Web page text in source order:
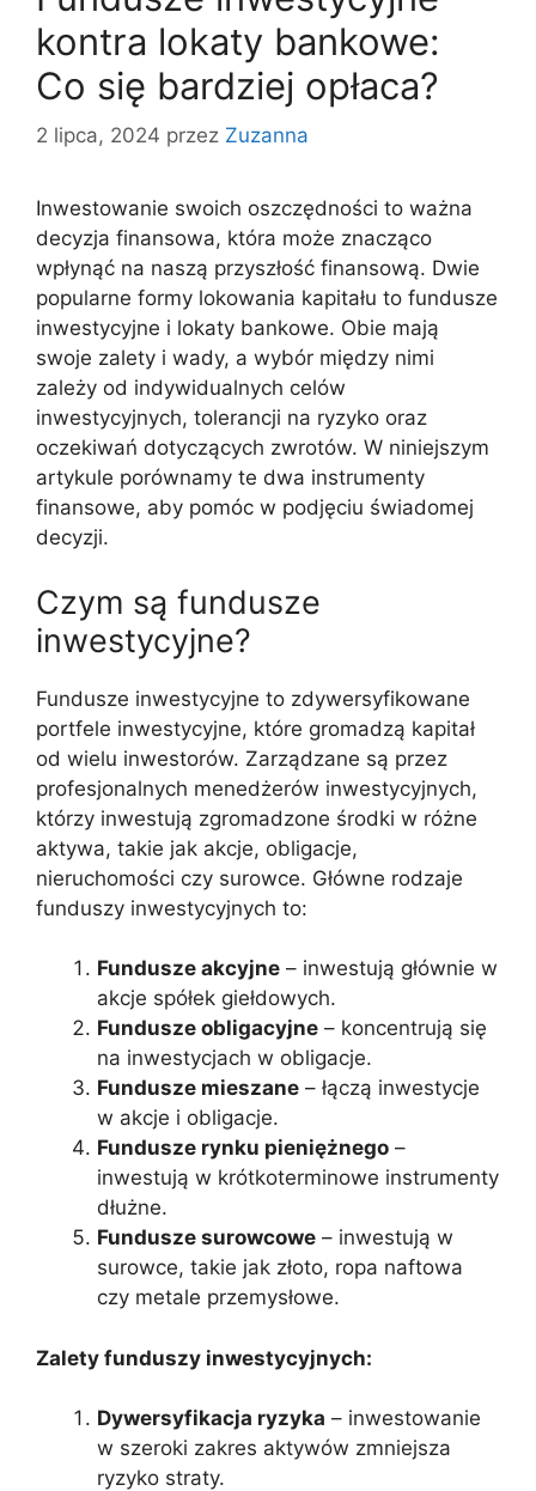
kontra lokaty bankowe:
Co się bardziej opłaca?
2 lipca, 2024 przez Zuzanna
Inwestowanie swoich oszczędności to ważna
decyzja finansowa, która może znacząco
wpłynąć na naszą przyszłość finansową. Dwie
popularne formy lokowania kapitału to fundusze
inwestycyjne i lokaty bankowe. Obie mają
swoje zalety i wady, a wybór między nimi
zależy od indywidualnych celów
inwestycyjnych, tolerancji na ryzyko oraz
oczekiwań dotyczących zwrotów. W niniejszym
artykule porównamy te dwa instrumenty
finansowe, aby pomóc w podjęciu świadomej
decyzji.
Czym są fundusze
inwestycyjne?
Fundusze inwestycyjne to zdywersyfikowane
portfele inwestycyjne, które gromadzą kapitał
od wielu inwestorów. Zarządzane są przez
profesjonalnych menedżerów inwestycyjnych,
którzy inwestują zgromadzone środki w różne
aktywa, takie jak akcje, obligacje,
nieruchomości czy surowce. Główne rodzaje
funduszy inwestycyjnych to:
Fundusze akcyjne – inwestują głównie w
akcje spółek giełdowych.
Fundusze obligacyjne – koncentrują się
na inwestycjach w obligacje.
Fundusze mieszane – łączą inwestycje
w akcje i obligacje.
Fundusze rynku pieniężnego –
inwestują w krótkoterminowe instrumenty
dłużne.
Fundusze surowcowe – inwestują w
surowce, takie jak złoto, ropa naftowa
czy metale przemysłowe.
Zalety funduszy inwestycyjnych:
Dywersyfikacja ryzyka – inwestowanie
w szeroki zakres aktywów zmniejsza
ryzyko straty.